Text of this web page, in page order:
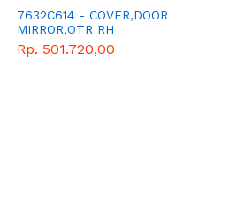
7632C614 - COVER,DOOR
MIRROR,OTR RH
Rp. 501.720,00